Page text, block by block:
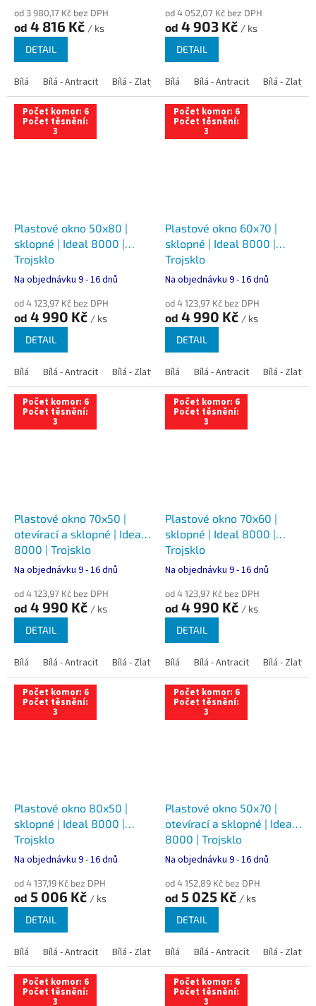
od 3 980,17 Kč bez DPH
od 4 816 Kč / ks
DETAIL
Bílá Bílá - Antracit Bílá - Zlatý dub Bílá - Tmavý dub Bílá -
od 4 052,07 Kč bez DPH
od 4 903 Kč / ks
DETAIL
Bílá Bílá - Antracit Bílá - Zlatý
Počet komor: 6
Počet těsnění:
3
Plastové okno 50x80 |
sklopné | Ideal 8000 |
Trojsklo
Na objednávku 9 - 16 dnů
od 4 123,97 Kč bez DPH
od 4 990 Kč / ks
DETAIL
Bílá Bílá - Antracit Bílá - Zlatý dub Bílá - Tmavý dub Bílá -
Počet komor: 6
Počet těsnění:
3
Plastové okno 60x70 |
sklopné | Ideal 8000 |
Trojsklo
Na objednávku 9 - 16 dnů
od 4 123,97 Kč bez DPH
od 4 990 Kč / ks
DETAIL
Bílá Bílá - Antracit Bílá - Zlatý
Počet komor: 6
Počet těsnění:
3
Plastové okno 70x50 |
otevírací a sklopné | Ideal
8000 | Trojsklo
Na objednávku 9 - 16 dnů
od 4 123,97 Kč bez DPH
od 4 990 Kč / ks
DETAIL
Bílá Bílá - Antracit Bílá - Zlatý dub Bílá - Tmavý dub Bílá -
Počet komor: 6
Počet těsnění:
3
Plastové okno 70x60 |
sklopné | Ideal 8000 |
Trojsklo
Na objednávku 9 - 16 dnů
od 4 123,97 Kč bez DPH
od 4 990 Kč / ks
DETAIL
Bílá Bílá - Antracit Bílá - Zlatý
Počet komor: 6
Počet těsnění:
3
Plastové okno 80x50 |
sklopné | Ideal 8000 |
Trojsklo
Na objednávku 9 - 16 dnů
od 4 137,19 Kč bez DPH
od 5 006 Kč / ks
DETAIL
Bílá Bílá - Antracit Bílá - Zlatý dub Bílá - Tmavý dub Bílá -
Počet komor: 6
Počet těsnění:
3
Plastové okno 50x70 |
otevírací a sklopné | Ideal
8000 | Trojsklo
Na objednávku 9 - 16 dnů
od 4 152,89 Kč bez DPH
od 5 025 Kč / ks
DETAIL
Bílá Bílá - Antracit Bílá - Zlatý
Počet komor: 6
Počet těsnění:
3
Počet komor: 6
Počet těsnění:
3